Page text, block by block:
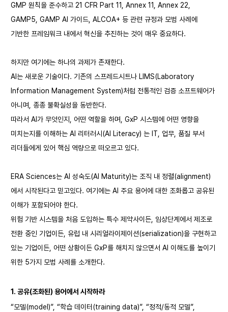
GMP 원칙을 준수하고 21 CFR Part 11, Annex 11, Annex 22,
GAMP5, GAMP AI 가이드, ALCOA+ 등 관련 규정과 모범 사례에
기반한 프레임워크 내에서 혁신을 추진하는 것이 매우 중요하다.
하지만 여기에는 하나의 과제가 존재한다.
AI는 새로운 기술이다. 기존의 스프레드시트나 LIMS(Laboratory
Information Management System)처럼 전통적인 검증 소프트웨어가
아니며, 종종 불확실성을 동반한다.
따라서 AI가 무엇인지, 어떤 역할을 하며, GxP 시스템에 어떤 영향을
미치는지를 이해하는 AI 리터러시(AI Literacy) 는 IT, 업무, 품질 부서
리더들에게 있어 핵심 역량으로 떠오르고 있다.
ERA Sciences는 AI 성숙도(AI Maturity)는 조직 내 정렬(alignment)
에서 시작된다고 믿고있다. 여기에는 AI 주요 용어에 대한 조화롭고 공유된
이해가 포함되어야 한다.
위험 기반 시스템을 처음 도입하는 특수 제약사이든, 임상단계에서 제조로
전환 중인 기업이든, 유럽 내 시리얼라이제이션(serialization)을 구현하고
있는 기업이든, 어떤 상황이든 GxP를 해치지 않으면서 AI 이해도를 높이기
위한 5가지 모범 사례를 소개한다.
1. 공유(조화된) 용어에서 시작하라
“모델(model)”, “학습 데이터(training data)”, “정적/동적 모델”,